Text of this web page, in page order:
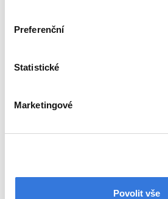
Preferenční
Statistické
Marketingové
Povolit vše